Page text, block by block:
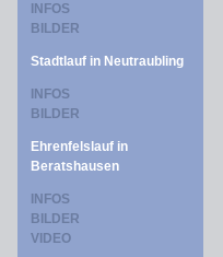
INFOS
BILDER
Stadtlauf in Neutraubling
INFOS
BILDER
Ehrenfelslauf in
Beratshausen
INFOS
BILDER
VIDEO